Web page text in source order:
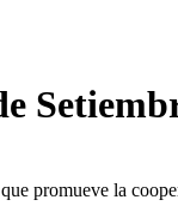
promueve la